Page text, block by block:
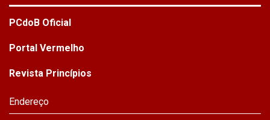
PCdoB Oficial
Portal Vermelho
Revista Princípios
Endereço